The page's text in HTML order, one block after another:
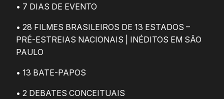
• 7 DIAS DE EVENTO
• 28 FILMES BRASILEIROS DE 13 ESTADOS –
PRÉ-ESTREIAS NACIONAIS | INÉDITOS EM SÃO
PAULO
• 13 BATE-PAPOS
• 2 DEBATES CONCEITUAIS